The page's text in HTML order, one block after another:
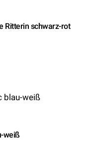
Ritterin schwarz-rot
weiß